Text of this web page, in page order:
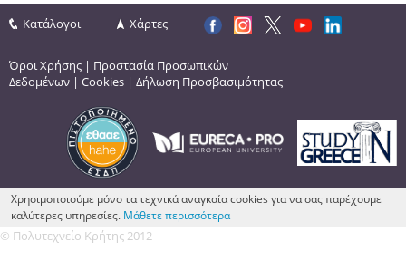
Κατάλογοι Χάρτες
Όροι Χρήσης | Προστασία Προσωπικών
Δεδομένων | Cookies | Δήλωση Προσβασιμότητας
Χρησιμοποιούμε μόνο τα τεχνικά αναγκαία cookies για να σας παρέχουμε
καλύτερες υπηρεσίες. Μάθετε περισσότερα
© Πολυτεχνείο Κρήτης 2012